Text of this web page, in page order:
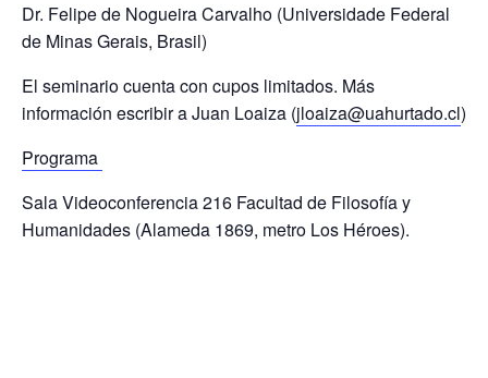
Dr. Felipe de Nogueira Carvalho (Universidade Federal
de Minas Gerais, Brasil)
El seminario cuenta con cupos limitados. Más
información escribir a Juan Loaiza (jloaiza@uahurtado.cl)
Programa
Sala Videoconferencia 216 Facultad de Filosofía y
Humanidades (Alameda 1869, metro Los Héroes).